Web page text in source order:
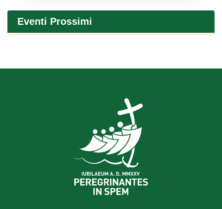
Eventi Prossimi